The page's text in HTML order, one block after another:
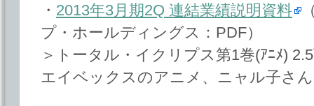
・ 2013年3月期2Q 連結業績説明資料
プ・ホールディングス：PDF）
＞トータル・イクリプス第1巻(ｱﾆﾒ)
エイベックスのアニメ、ニャル子さ